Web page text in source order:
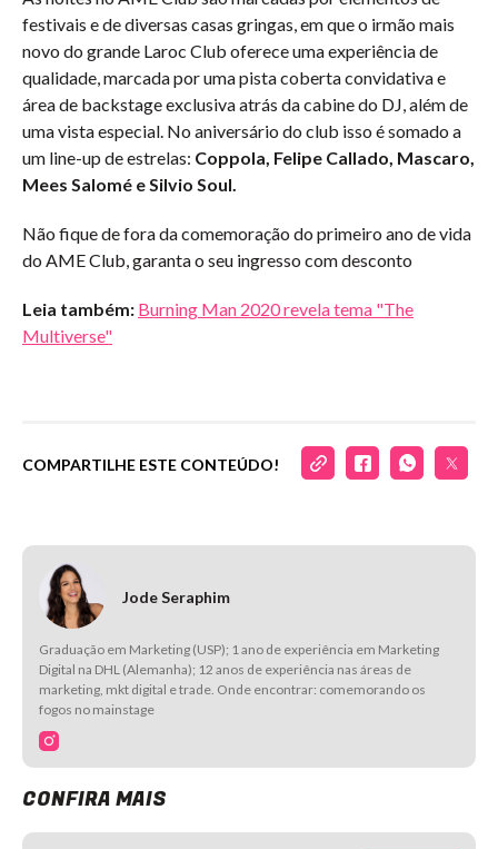
festivais e de diversas casas gringas, em que o irmão mais
novo do grande Laroc Club oferece uma experiência de
qualidade, marcada por uma pista coberta convidativa e
área de backstage exclusiva atrás da cabine do DJ, além de
uma vista especial. No aniversário do club isso é somado a
um line-up de estrelas: Coppola, Felipe Callado, Mascaro,
Mees Salomé e Silvio Soul.
Não fique de fora da comemoração do primeiro ano de vida
do AME Club, garanta o seu ingresso com desconto
Leia também: Burning Man 2020 revela tema "The
Multiverse"
COMPARTILHE ESTE CONTEÚDO!
Jode Seraphim
Graduação em Marketing (USP); 1 ano de experiência em Marketing
Digital na DHL (Alemanha); 12 anos de experiência nas áreas de
marketing, mkt digital e trade. Onde encontrar: comemorando os
fogos no mainstage
CONFIRA MAIS